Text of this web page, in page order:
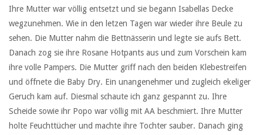
Ihre Mutter war völlig entsetzt und sie begann Isabellas Decke
wegzunehmen. Wie in den letzen Tagen war wieder ihre Beule zu
sehen. Die Mutter nahm die Bettnässerin und legte sie aufs Bett.
Danach zog sie ihre Rosane Hotpants aus und zum Vorschein kam
ihre volle Pampers. Die Mutter griff nach den beiden Klebestreifen
und öffnete die Baby Dry. Ein unangenehmer und zugleich ekeliger
Geruch kam auf. Diesmal schaute ich ganz gespannt zu. Ihre
Scheide sowie ihr Popo war völlig mit AA beschmiert. Ihre Mutter
holte Feuchttücher und machte ihre Tochter sauber. Danach ging